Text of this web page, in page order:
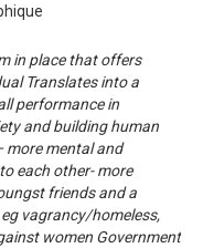
in place that offers
Translates into a
performance in
and building human
more mental and
each other- more
friends and a
vagrancy/homeless,
women Government